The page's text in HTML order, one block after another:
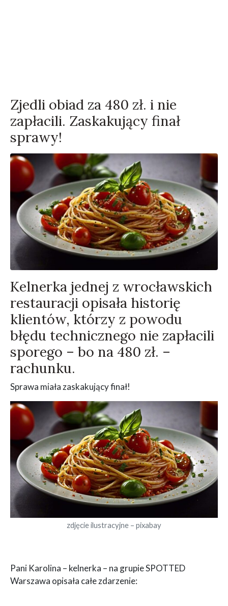
Zjedli obiad za 480 zł. i nie
zapłacili. Zaskakujący finał
sprawy!
Kelnerka jednej z wrocławskich
restauracji opisała historię
klientów, którzy z powodu
błędu technicznego nie zapłacili
sporego – bo na 480 zł. –
rachunku.
Sprawa miała zaskakujący finał!
zdjęcie ilustracyjne – pixabay
Pani Karolina – kelnerka – na grupie SPOTTED
Warszawa opisała całe zdarzenie: